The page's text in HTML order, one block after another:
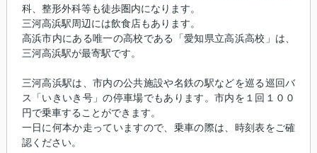
科、整形外科等も徒歩圏内になります。
三河高浜駅周辺には飲食店もあります。
高浜市内にある唯一の高校である「愛知県立高浜高校」は、
三河高浜駅が最寄駅です。
三河高浜駅は、市内の公共施設や名鉄の駅などを巡る巡回バ
ス「いきいき号」の停車場でもあります。市内を１回１００
円で乗車することができます。
一日に何本か走っていますので、乗車の際は、時刻表をご確
認ください。